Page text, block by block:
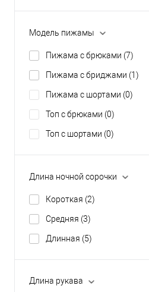
Модель пижамы
Пижама с брюками (7)
Пижама с бриджами (1)
Пижама с шортами (0)
Топ с брюками (0)
Топ с шортами (0)
Длина ночной сорочки
Короткая (2)
Средняя (3)
Длинная (5)
Длина рукава